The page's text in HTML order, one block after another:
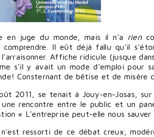
en juge du monde, mais il n'a rien
comprendre. Il eût déjà fallu qu'il
Affiche ridicule (jusque
s'il y avait un mode d'emploi pour
Consternant de bêtise et de misère
2011, se tenait à Jouy-en-Josas,
rencontre entre le public et un
« L'entreprise peut-elle nous sauver
n'est ressorti de ce débat creux,